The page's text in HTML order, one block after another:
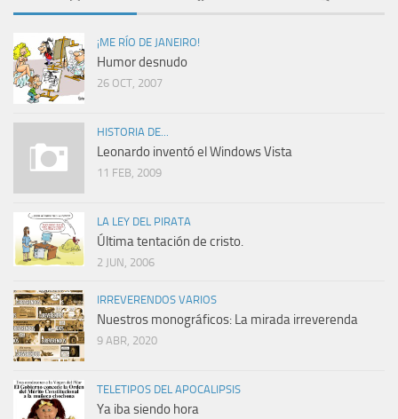
¡ME RÍO DE JANEIRO!
Humor desnudo
26 OCT, 2007
HISTORIA DE...
Leonardo inventó el Windows Vista
11 FEB, 2009
LA LEY DEL PIRATA
Última tentación de cristo.
2 JUN, 2006
IRREVERENDOS VARIOS
Nuestros monográficos: La mirada irreverenda
9 ABR, 2020
TELETIPOS DEL APOCALIPSIS
Ya iba siendo hora